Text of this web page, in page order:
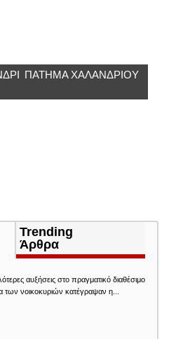
ΠΆΤΗΜΑ ΧΑΛΑΝΔΡΊΟΥ
Trending
Άρθρα
αυξήσεις στο πραγματικό διαθέσιμο
των νοικοκυριών κατέγραψαν η...